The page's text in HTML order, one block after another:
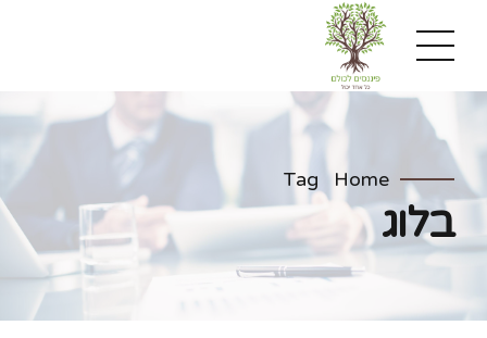
Home
Tag
בלוג